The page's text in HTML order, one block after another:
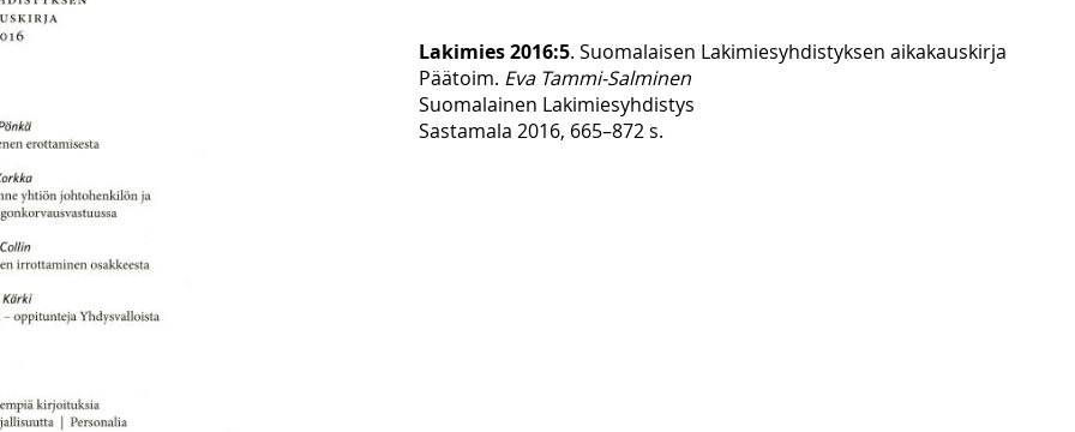
Lakimies 2016:5. Suomalaisen Lakimiesyhdistyksen aikakauskirja
Päätoim. Eva Tammi-Salminen
Suomalainen Lakimiesyhdistys
Sastamala 2016, 665–872 s.